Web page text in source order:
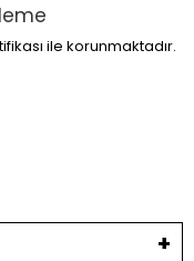
ile korunmaktadır.